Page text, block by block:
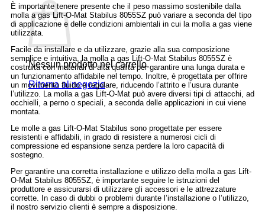
Nessun prodotto nel carrello.
Ritorna al negozio
È importante tenere presente che il peso massimo sostenibile dalla
molla a gas Lift-O-Mat Stabilus 8055SZ può variare a seconda del tipo
di applicazione e delle condizioni ambientali in cui la molla a gas viene
utilizzata.
Facile da installare e da utilizzare, grazie alla sua composizione
semplice e intuitiva, la molla a gas Lift-O-Mat Stabilus 8055SZ è
costruita con materiali di alta qualità per garantire una lunga durata e
un funzionamento affidabile nel tempo. Inoltre, è progettata per offrire
un movimento fluido e regolare, riducendo l’attrito e l’usura durante
l’utilizzo. La molla a gas Lift-O-Mat può avere diversi tipi di attacchi, ad
occhielli, a perno o speciali, a seconda delle applicazioni in cui viene
montata.
Le molle a gas Lift-O-Mat Stabilus sono progettate per essere
resistenti e affidabili, in grado di resistere a numerosi cicli di
compressione ed espansione senza perdere la loro capacità di
sostegno.
Per garantire una corretta installazione e utilizzo della molla a gas Lift-
O-Mat Stabilus 8055SZ, è importante seguire le istruzioni del
produttore e assicurarsi di utilizzare gli accessori e le attrezzature
corrette. In caso di dubbi o problemi durante l’installazione o l’utilizzo,
il nostro servizio clienti è sempre a disposizione.